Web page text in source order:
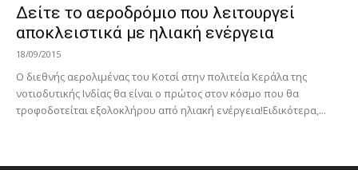
Δείτε το αεροδρόμιο που λειτουργεί
αποκλειστικά με ηλιακή ενέργεια
18/09/2015
Ο διεθνής αερολιμένας του Κοτσί στην πολιτεία Κεράλα της
νοτιοδυτικής Ινδίας θα είναι ο πρώτος στον κόσμο που θα
τροφοδοτείται εξολοκλήρου από ηλιακή ενέργεια!Ειδικότερα,...